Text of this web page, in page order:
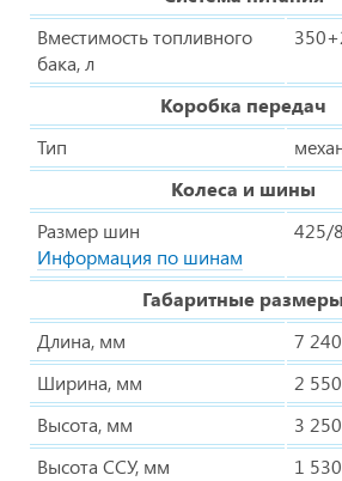
Вместимость топливного
бака, л
Коробка передач
Тип
Колеса и шины
Размер шин
Информация по шинам
425/
Габаритные размеры
Длина, мм
7 240
Ширина, мм
2 550
Высота, мм
3 250
Высота ССУ, мм
1 530